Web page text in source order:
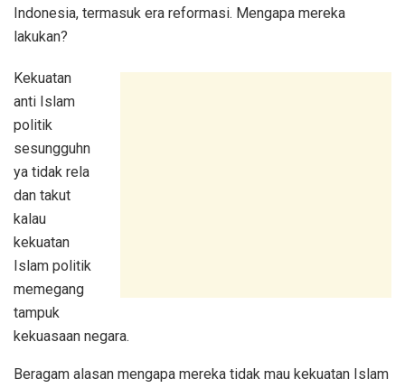
Indonesia, termasuk era reformasi. Mengapa mereka
lakukan?
Kekuatan
anti Islam
politik
sesungguhn
ya tidak rela
dan takut
kalau
kekuatan
Islam politik
memegang
tampuk
kekuasaan negara.
Beragam alasan mengapa mereka tidak mau kekuatan Islam